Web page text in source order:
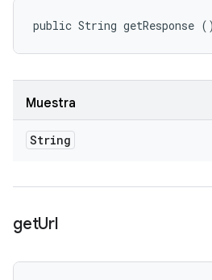
public String getResponse ()
Muestra
String
getUrl